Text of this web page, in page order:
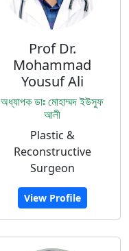
Prof Dr.
Mohammad
Yousuf Ali
অধ্যাপক ডাঃ মোহাম্মদ ইউসুফ
আলী
Plastic &
Reconstructive
Surgeon
View Profile